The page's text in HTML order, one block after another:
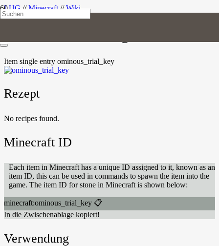
LUG//Minecraft//Wiki
Item single entry ominous_trial_key
Rezept
No recipes found.
Minecraft ID
Each item in Minecraft has a unique ID assigned to it, known as an
item ID, this can be used in commands to spawn the item into the
game. The item ID for stone in Minecraft is shown below:
minecraft:ominous_trial_key 📋
In die Zwischenablage kopiert!
Verwendung